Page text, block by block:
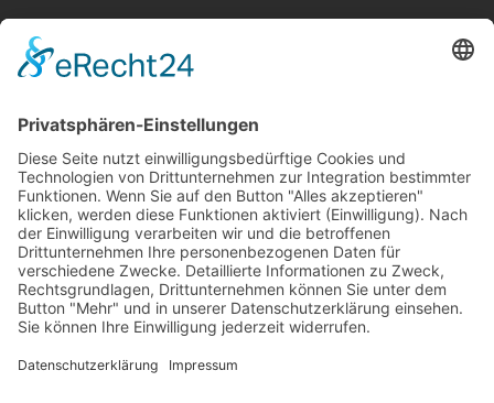
KATEGORIEN
Altersvorsorge
Gerichtsurteile
Gesundheit und Beruf
Haus
KFZ
Recht
Schadenspraxis
Tiere